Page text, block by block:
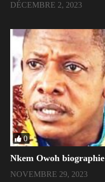
DÉCEMBRE 2, 2023
0
Nkem Owoh biographie
NOVEMBRE 29, 2023